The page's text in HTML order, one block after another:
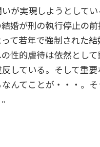
が実現しようとしてい
婚が刑の執行停止の
て若年で強制された
性的虐待は依然とし
している。そして重
んてことが・・・。